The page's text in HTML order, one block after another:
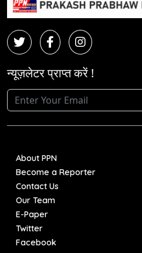
न्यूज़लेटर प्राप्त करें !
About PPN
Become a Reporter
Contact Us
Our Team
E-Paper
Twitter
Facebook